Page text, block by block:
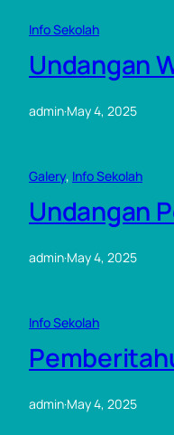
Info Sekolah
Undangan
admin·May 4, 2025
Galery, Info Sekolah
Undangan
admin·May 4, 2025
Info Sekolah
admin·May 4, 2025